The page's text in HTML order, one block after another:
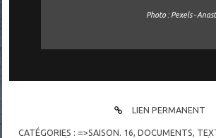
Photo : Pexels -
LIEN PERMANENT
CATÉGORIES : =>SAISON. 16, DOCUMENTS,